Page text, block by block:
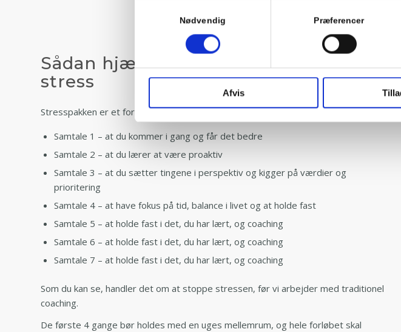
Nødvendig Præferencer
Afvis
Sådan hjælper jeg dig med at stoppe
stress
Stresspakken er et forløb, der normalt er opbygget som 7 samtaler med fokus på:
Samtale 1 – at du kommer i gang og får det bedre
Samtale 2 – at du lærer at være proaktiv
Samtale 3 – at du sætter tingene i perspektiv og kigger på værdier og
prioritering
Samtale 4 – at have fokus på tid, balance i livet og at holde fast
Samtale 5 – at holde fast i det, du har lært, og coaching
Samtale 6 – at holde fast i det, du har lært, og coaching
Samtale 7 – at holde fast i det, du har lært, og coaching
Som du kan se, handler det om at stoppe stressen, før vi arbejder med traditionel
coaching.
De første 4 gange bør holdes med en uges mellemrum, og hele forløbet skal